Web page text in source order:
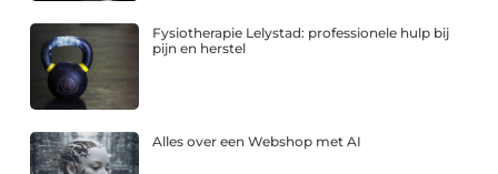
Fysiotherapie Lelystad: professionele hulp bij
pijn en herstel
Alles over een Webshop met AI